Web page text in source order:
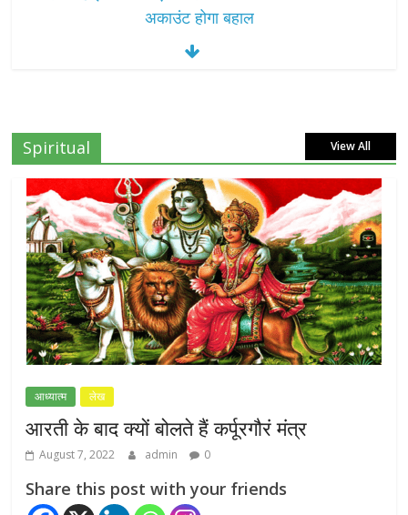
दिल्ली हाईकोर्ट का बड़ा आदेश: ‘कॉकरोच जनता पार्टी’ का X अकाउंट होगा बहाल
July 7, 2026 0
NEET-UG प्रदर्शन मामले में दिल्ली सरकार का बड़ा
फैसला, 13 FIR मामलों में प्रदर्शनकारियों को राहत
July 31, 2026 0
राम जन्मभूमि ट्रस्ट पर भ्रष्टाचार के आरोप: विपक्ष ने
प्रधानमंत्री को लिखा संयुक्त पत्र, स्वतंत्र जांच की
मांग
Spiritual View All
आध्यात्म लेख
आरती के बाद क्यों बोलते हैं कर्पूरगौरं मंत्र
August 7, 2022 admin 0
Share this post with your friends